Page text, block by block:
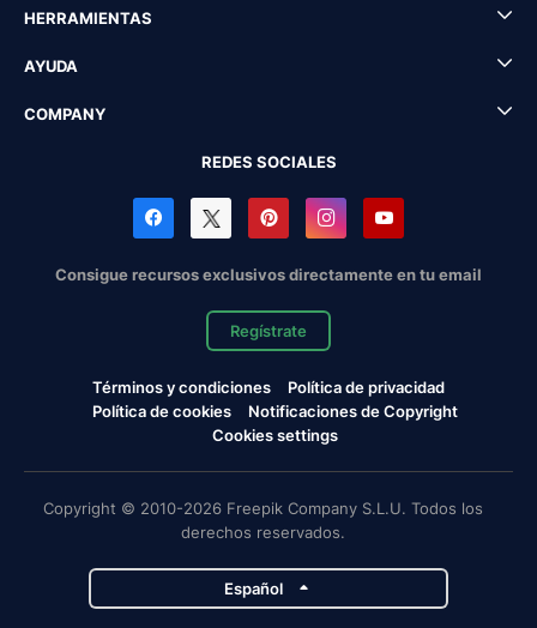
HERRAMIENTAS
AYUDA
COMPANY
REDES SOCIALES
Consigue recursos exclusivos directamente en tu email
Regístrate
Términos y condiciones
Política de privacidad
Política de cookies
Notificaciones de Copyright
Cookies settings
Copyright © 2010-2026 Freepik Company S.L.U. Todos los
derechos reservados.
Español